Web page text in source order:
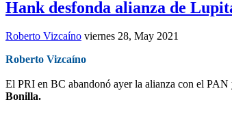
Hank desfonda alianza de
Roberto Vizcaíno viernes 28, May 2021
Roberto Vizcaíno
El PRI en BC abandonó ayer la alianza con el
Bonilla.